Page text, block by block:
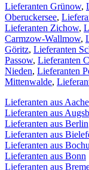
Lieferanten Grünow,
Oberuckersee,
Lieferanten Zichow,
Carmzow-Wallmow,
Göritz, Lieferanten
Passow, Lieferanten
Nieden, Lieferanten
Mittenwalde,
Lieferanten aus
Lieferanten aus
Lieferanten aus Berlin
Lieferanten aus
Lieferanten aus
Lieferanten aus Bonn
Lieferanten aus